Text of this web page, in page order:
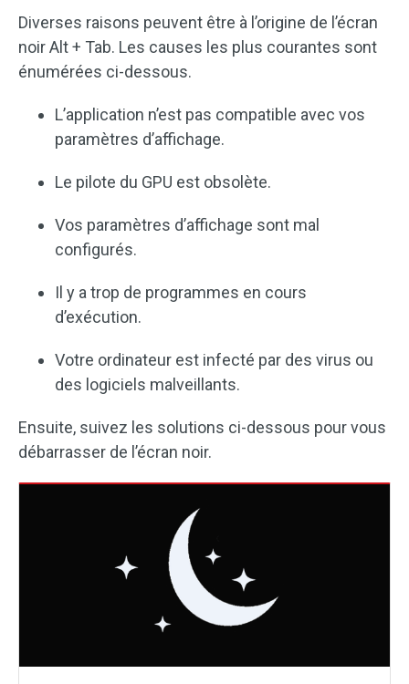
Diverses raisons peuvent être à l’origine de l’écran
noir Alt + Tab. Les causes les plus courantes sont
énumérées ci-dessous.
L’application n’est pas compatible avec vos
paramètres d’affichage.
Le pilote du GPU est obsolète.
Vos paramètres d’affichage sont mal
configurés.
Il y a trop de programmes en cours
d’exécution.
Votre ordinateur est infecté par des virus ou
des logiciels malveillants.
Ensuite, suivez les solutions ci-dessous pour vous
débarrasser de l’écran noir.